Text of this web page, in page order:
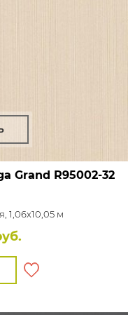
Grand R95002-32
1,06x10,05 м